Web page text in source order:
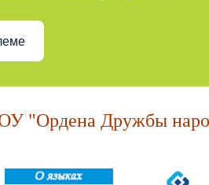
"Ордена Дружбы